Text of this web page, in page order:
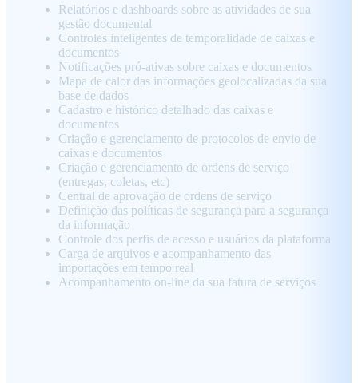
Relatórios e dashboards sobre as atividades de sua
gestão documental
Controles inteligentes de temporalidade de caixas e
documentos
Notificações pró-ativas sobre caixas e documentos
Mapa de calor das informações geolocalizadas da sua
base de dados
Cadastro e histórico detalhado das caixas e
documentos
Criação e gerenciamento de protocolos de envio de
caixas e documentos
Criação e gerenciamento de ordens de serviço
(entregas, coletas, etc)
Central de aprovação de ordens de serviço
Definição das políticas de segurança para a segurança
da informação
Controle dos perfis de acesso e usuários da plataforma
Carga de arquivos e acompanhamento das
importações em tempo real
Acompanhamento on-line da sua fatura de serviços